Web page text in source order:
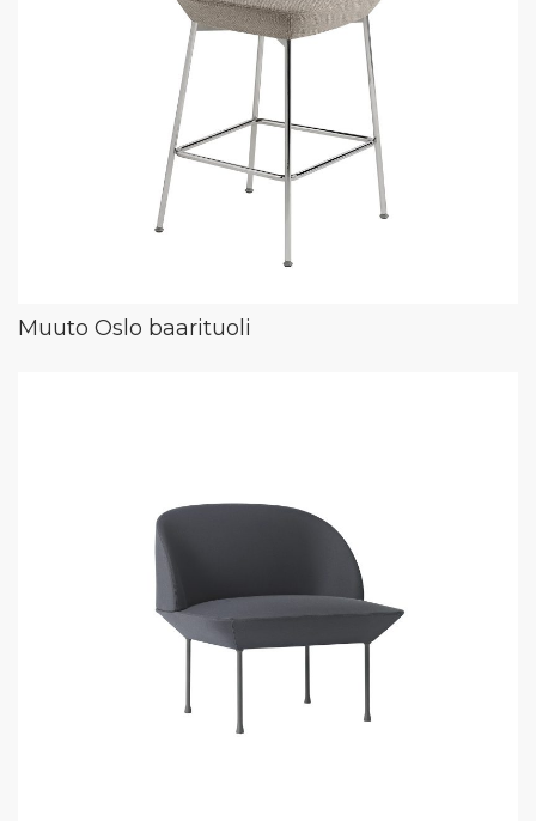
Muuto Oslo baarituoli